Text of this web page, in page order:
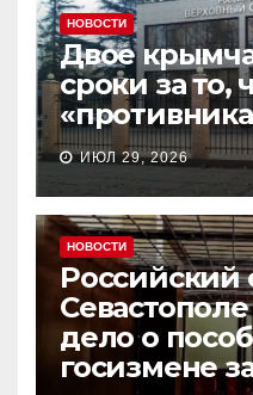
НОВОСТИ
Двое
сроки за то,
ИЮЛ 29, 2026
НОВОСТИ
Российский
дело о
госизмене